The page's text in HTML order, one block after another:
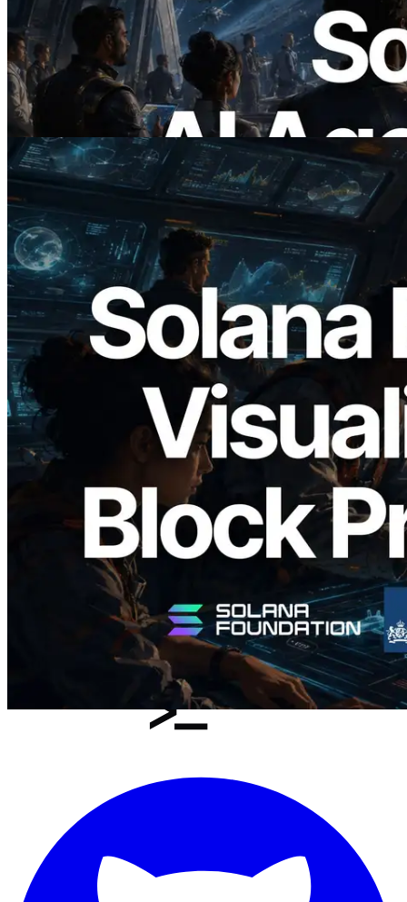
ERPC Meluncurkan Solana RPC
Berbasis x402 — Era AI Agent
Membayar API yang Dibutuhkan Secara
On Demand
Baca artikel ini
2026.05.24
Validators Solutions Meluncurkan Solana
Block Analyzer — Memvisualisasikan
Waktu Produksi Blok per Slot dan
Validator yang Ditugaskan